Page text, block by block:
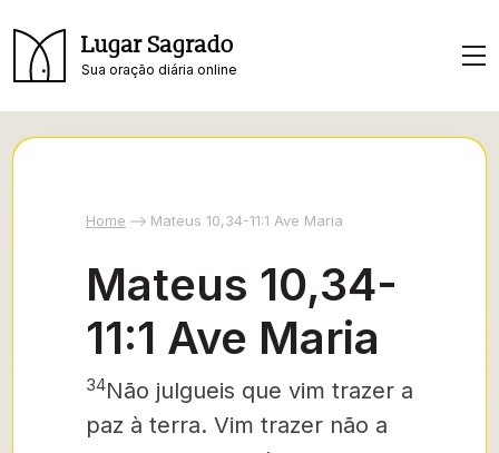
Lugar Sagrado
Sua oração diária online
Home Mateus 10,34-11:1 Ave Maria
Mateus 10,34-
11:1 Ave Maria
34Não julgueis que vim trazer a
paz à terra. Vim trazer não a